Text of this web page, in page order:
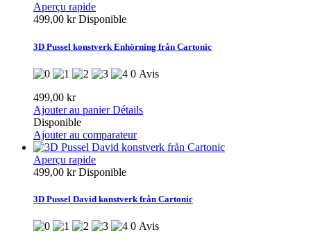
Aperçu rapide
499,00 krDisponible
3D Pussel konstverk Enhörning från Cartonic
0 Avis
499,00 kr
Ajouter au panier Détails
Disponible
Ajouter au comparateur
Aperçu rapide
499,00 krDisponible
3D Pussel David konstverk från Cartonic
0 Avis